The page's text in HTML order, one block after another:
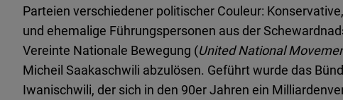
Parteien verschiedener politischer Couleur:
und ehemalige Führungspersonen aus der
Vereinte Nationale Bewegung (United National
Micheil Saakaschwili abzulösen. Geführt wurde das
Iwanischwili, der sich in den 90er Jahren ein